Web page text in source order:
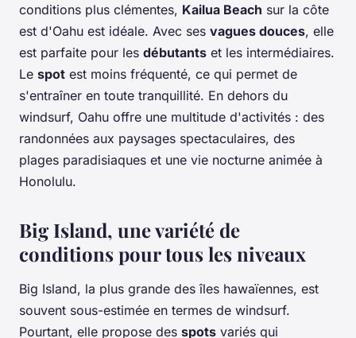
conditions plus clémentes, Kailua Beach sur la côte
est d'Oahu est idéale. Avec ses vagues douces, elle
est parfaite pour les débutants et les intermédiaires.
Le spot est moins fréquenté, ce qui permet de
s'entraîner en toute tranquillité. En dehors du
windsurf, Oahu offre une multitude d'activités : des
randonnées aux paysages spectaculaires, des
plages paradisiaques et une vie nocturne animée à
Honolulu.
Big Island, une variété de
conditions pour tous les niveaux
Big Island, la plus grande des îles hawaïennes, est
souvent sous-estimée en termes de windsurf.
Pourtant, elle propose des spots variés qui